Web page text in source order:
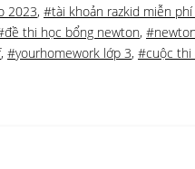
2023, #tài khoản razkid miễn
thi học bổng newton,
, #yourhomework lớp 3, #cuộc thi